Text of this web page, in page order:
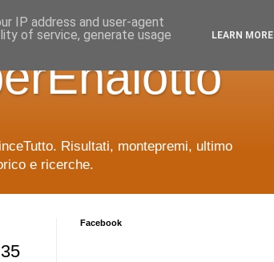
Risultati, montepremi, ultimo
e ricerche.
Facebook
IP address and user-agent
of service, generate usage
LEARN MORE